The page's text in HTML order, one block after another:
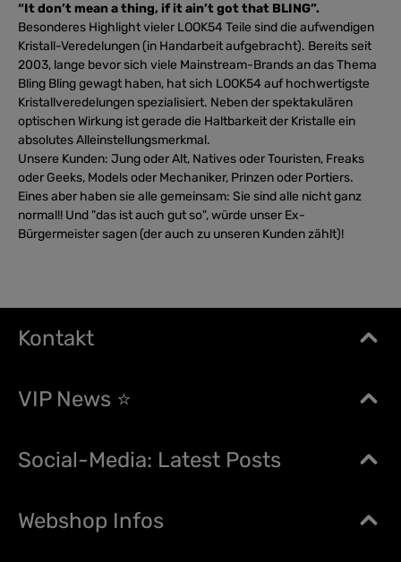
“It don’t mean a thing, if it ain’t got that BLING”.
Besonderes Highlight vieler LOOK54 Teile sind die aufwendigen
Kristall-Veredelungen (in Handarbeit aufgebracht). Bereits seit
2003, lange bevor sich viele Mainstream-Brands an das Thema
Bling Bling gewagt haben, hat sich LOOK54 auf hochwertigste
Kristallveredelungen spezialisiert. Neben der spektakulären
optischen Wirkung ist gerade die Haltbarkeit der Kristalle ein
absolutes Alleinstellungsmerkmal.
Unsere Kunden: Jung oder Alt, Natives oder Touristen, Freaks
oder Geeks, Models oder Mechaniker, Prinzen oder Portiers.
Eines aber haben sie alle gemeinsam: Sie sind alle nicht ganz
normal!! Und "das ist auch gut so", würde unser Ex-
Bürgermeister sagen (der auch zu unseren Kunden zählt)!
Kontakt
VIP News ⭐
Social-Media: Latest Posts
Webshop Infos